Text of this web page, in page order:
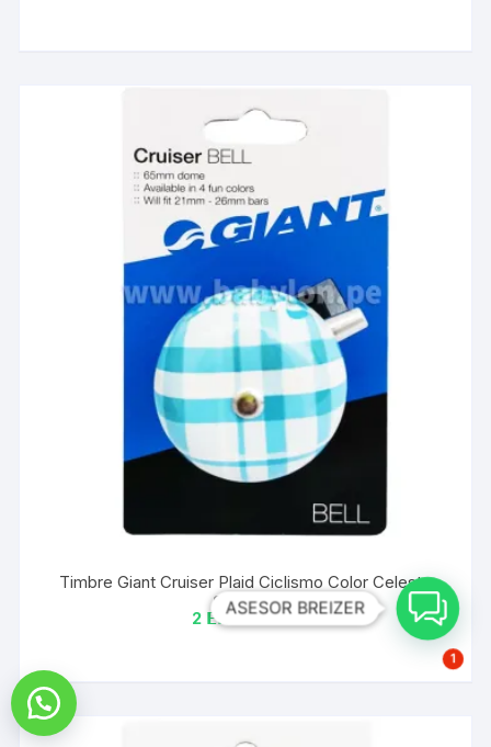
Timbre Giant Cruiser Plaid Ciclismo Color Celeste
S/24.90
2 𝗘𝗡 𝗦𝗧𝗢𝗖𝗞
ASESOR BREIZER
1